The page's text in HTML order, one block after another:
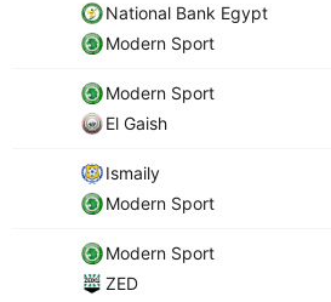
National Bank Egypt
Modern Sport
Modern Sport
El Gaish
Ismaily
Modern Sport
Modern Sport
ZED